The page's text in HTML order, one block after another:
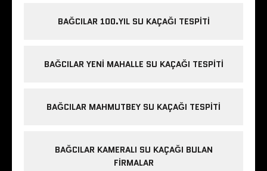
BAĞCILAR 100.YIL SU KAÇAĞI TESPITI
BAĞCILAR YENI MAHALLE SU KAÇAĞI TESPITI
BAĞCILAR MAHMUTBEY SU KAÇAĞI TESPITI
BAĞCILAR KAMERALI SU KAÇAĞI BULAN
FIRMALAR